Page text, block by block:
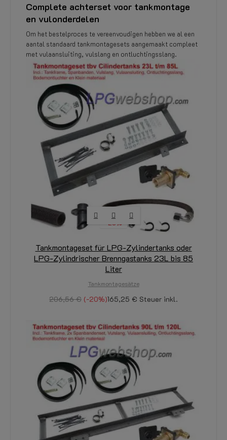
Complete achterset voor tankmontage
en vulonderdelen
Om het bestelproces te vereenvoudigen hebben we al een
aantal standaard tankmontagesets aangemaakt compleet
met vulaansluiting, vulslang en ontluchtingsslang.
-20%
Tankmontageset für LPG-Zylindertanks oder
LPG-Zylindrischer Brenngastanks 23L bis 85
Liter
Tankmontagesätze
206,56 € -20% 165,25 € Steuer inkl.